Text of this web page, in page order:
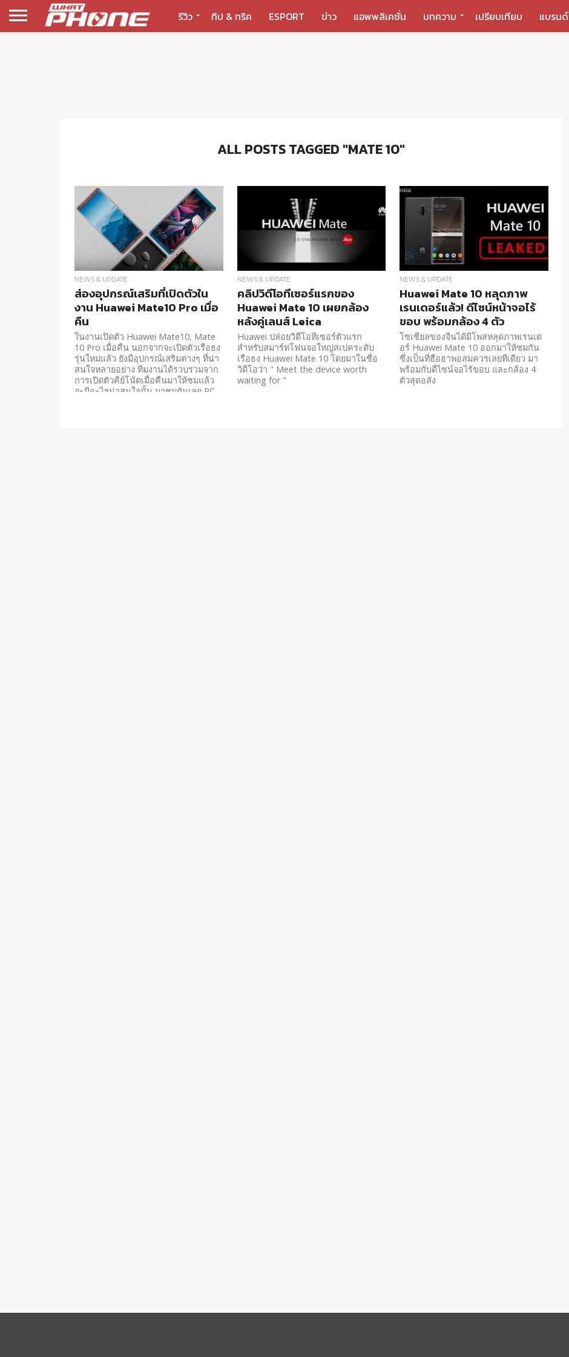
รีวิว ทิป & ทริค ESPORT ข่าว แอพพลิเคชั่น บทความ เปรียบเทียบ แบรนด์
ALL POSTS TAGGED "MATE 10"
NEWS & UPDATE
ส่องอุปกรณ์เสริมที่เปิดตัวใน
งาน Huawei Mate10 Pro เมื่อ
คืน
ในงานเปิดตัว Huawei Mate10, Mate
10 Pro เมื่อคืน นอกจากจะเปิดตัวเรือธง
รุ่นใหม่แล้ว ยังมีอุปกรณ์เสริมต่างๆ ที่น่า
สนใจหลายอย่าง ทีมงานได้รวบรวมจาก
การเปิดตัวคีย์โน้ตเมื่อคืนมาให้ชมแล้ว
จะมีอะไรน่าสนใจนั้น มาชมกันเลย PC
NEWS & UPDATE
คลิปวิดีโอทีเซอร์แรกของ
Huawei Mate 10 เผยกล้อง
หลังคู่เลนส์ Leica
Huawei ปล่อยวิดีโอทีเซอร์ตัวแรก
สำหรับสมาร์ทโฟนจอใหญ่สเปคระดับ
เรือธง Huawei Mate 10 โดยมาในชื่อ
วิดีโอว่า " Meet the device worth
waiting for "
NEWS & UPDATE
Huawei Mate 10 หลุดภาพ
เรนเดอร์แล้ว! ดีไซน์หน้าจอไร้
ขอบ พร้อมกล้อง 4 ตัว
โซเชียลของจีนได้มีโพสหลุดภาพเรนเด
อร์ Huawei Mate 10 ออกมาให้ชมกัน
ซึ่งเป็นที่ฮือฮาพอสมควรเลยทีเดียว มา
พร้อมกับดีไซน์จอไร้ขอบ และกล้อง 4
ตัวสุดอลัง